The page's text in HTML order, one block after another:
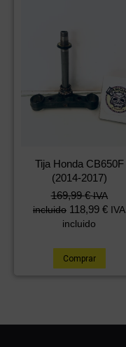
Tija Honda CB650F
(2014-2017)
169,99€ IVA
incluido 118,99 € IVA
incluido
Comprar